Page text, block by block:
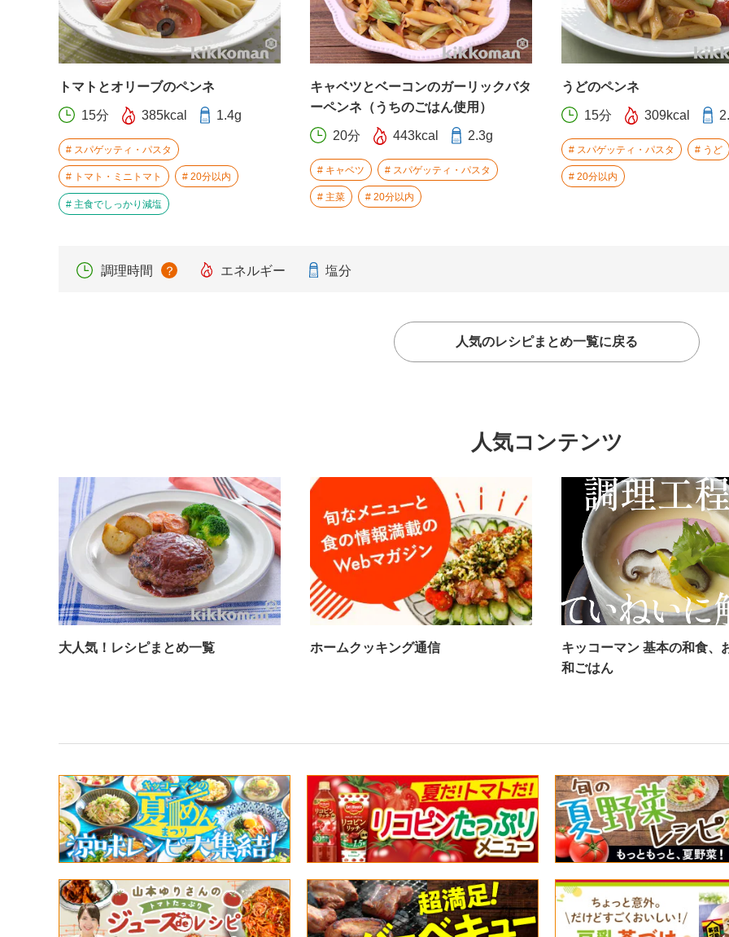
トマトとオリーブのペンネ
15分 385kcal 1.4g
スパゲッティ・パスタ
トマト・ミニトマト 20分以内
主食でしっかり減塩
キャベツとベーコンのガーリックバタ
ーペンネ（うちのごはん使用）
20分 443kcal 2.3g
キャベツ スパゲッティ・パスタ
主菜 20分以内
うどのペンネ
15分 309kcal
スパゲッティ・パスタ うど
20分以内
調理時間 ？ エネルギー 塩分
人気のレシピまとめ一覧に戻る
人気コンテンツ
大人気！レシピまとめ一覧 ホームクッキング通信
キッコーマン 基本の和食、
和ごはん